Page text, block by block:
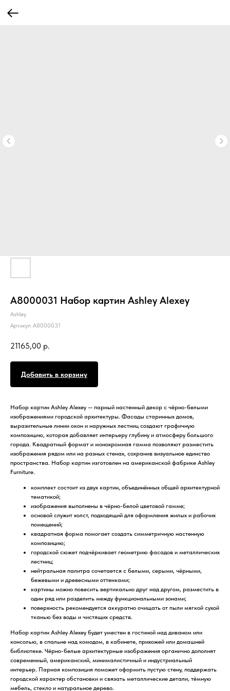
A8000031 Набор картин Ashley Alexey
Ashley
Артикул: A8000031
21165,00 р.
Добавить в корзину
Набор картин Ashley Alexey — парный настенный декор с чёрно-белыми
изображениями городской архитектуры. Фасады старинных домов,
выразительные линии окон и наружных лестниц создают графичную
композицию, которая добавляет интерьеру глубину и атмосферу большого
города. Квадратный формат и монохромная гамма позволяют разместить
изображения рядом или на разных стенах, сохранив визуальное единство
пространства. Набор картин изготовлен на американской фабрике Ashley
Furniture.
комплект состоит из двух картин, объединённых общей архитектурной
тематикой;
изображения выполнены в чёрно-белой цветовой гамме;
основой служит холст, подходящий для оформления жилых и рабочих
помещений;
квадратная форма помогает создать симметричную настенную
композицию;
городской сюжет подчёркивает геометрию фасадов и металлических
лестниц;
нейтральная палитра сочетается с белыми, серыми, чёрными,
бежевыми и древесными оттенками;
картины можно повесить вертикально друг над другом, разместить в
один ряд или разделить между функциональными зонами;
поверхность рекомендуется аккуратно очищать от пыли мягкой сухой
тканью без воды и чистящих средств.
Набор картин Ashley Alexey будет уместен в гостиной над диваном или
консолью, в спальне над комодом, в кабинете, прихожей или домашней
библиотеке. Чёрно-белые архитектурные изображения органично дополнят
современный, американский, минималистичный и индустриальный
интерьер. Парная композиция поможет оформить пустую стену, поддержать
городской характер обстановки и связать металлические детали, тёмную
мебель, стекло и натуральное дерево.